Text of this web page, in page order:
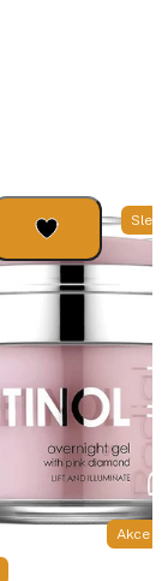
Akce